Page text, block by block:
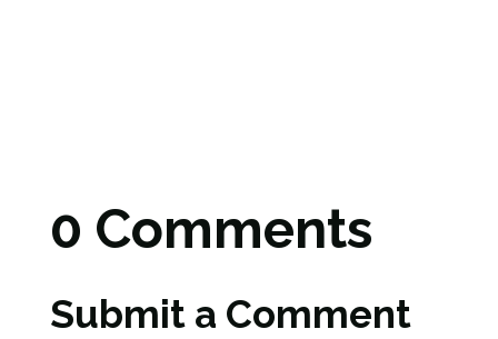
0 Comments
Submit a Comment